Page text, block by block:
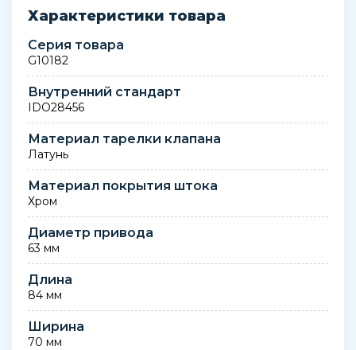
Характеристики товара
Серия товара
G10182
Внутренний стандарт
IDO28456
Материал тарелки клапана
Латунь
Материал покрытия штока
Хром
Диаметр привода
63 мм
Длина
84 мм
Ширина
70 мм